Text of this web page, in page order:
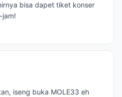
bisa dapet tiket konser
jam!
iseng buka MOLE33 eh